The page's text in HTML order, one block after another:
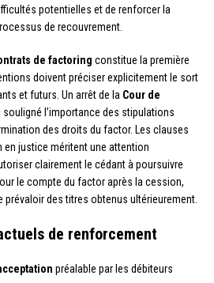
potentielles et de renforcer la
de recouvrement.
de factoring constitue la première
doivent préciser explicitement le sort
et futurs. Un arrêt de la Cour de
souligné l’importance des stipulations
des droits du factor. Les clauses
en justice méritent une attention
clairement le cédant à poursuivre
le compte du factor après la cession,
prévaloir des titres obtenus ultérieurement.
de renforcement
préalable par les débiteurs